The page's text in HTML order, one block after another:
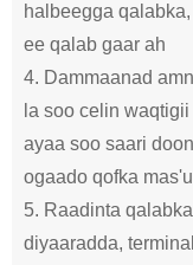
halbeegga
ee qalab gaar ah
4. Dammaanad
la soo celin
ayaa soo saari
ogaado qofka
5. Raadinta
diyaaradda,